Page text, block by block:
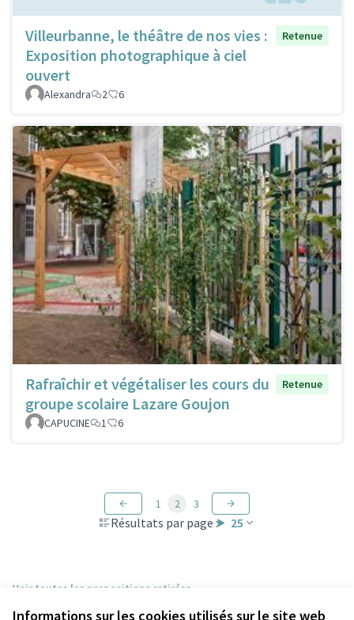
Informations sur les cookies utilisés sur le site web
Villeurbanne, le théâtre de nos vies :
Exposition photographique à ciel
ouvert
Retenue
Alexandra 2 6
Rafraîchir et végétaliser les cours du
groupe scolaire Lazare Goujon
Retenue
CAPUCINE 1 6
Résultats par page : 25
1 2 3
Voir toutes les propositions retirées